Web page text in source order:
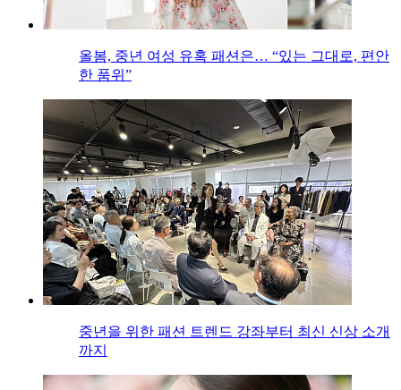
올봄, 중년 여성 유혹 패션은… “있는 그대로, 편안
한 품위”
중년을 위한 패션 트렌드 강좌부터 최신 신상 소개
까지